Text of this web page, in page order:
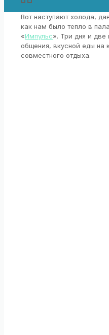
Вот наступают холода,
как нам было тепло в
«Импульс». Три дня и две
общения, вкусной еды на
совместного отдыха.